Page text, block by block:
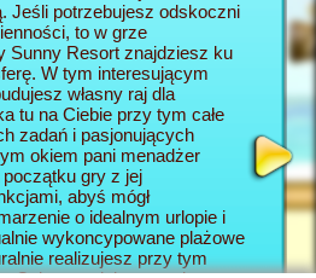
Jeśli potrzebujesz odskoczni
to w grze
Sunny Resort znajdziesz ku
W tym interesującym
własny raj dla
tu na Ciebie przy tym całe
zadań i pasjonujących
okiem pani menadżer
gry z jej
abyś mógł
o idealnym urlopie i
wykoncypowane plażowe
realizujesz przy tym
się w
My
dla
okazję
która w
online.